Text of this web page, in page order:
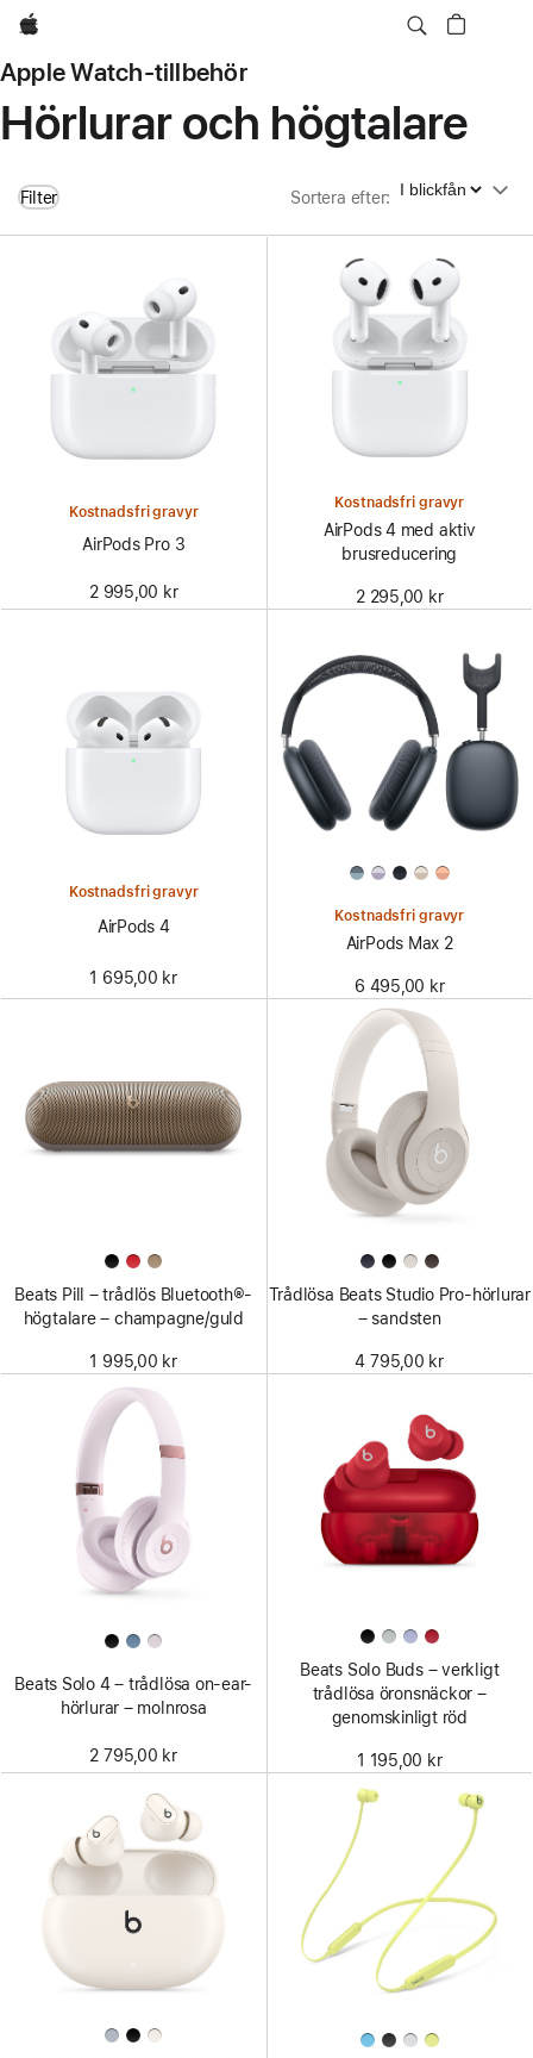
Apple
Apple Watch-tillbehör
Hörlurar och högtalare
Filter Sortera efter: Sortera efter
Kostnadsfri gravyr
AirPods Pro 3
2 995,00 kr
Kostnadsfri gravyr
AirPods 4 med aktiv
brusreducering
2 295,00 kr
Kostnadsfri gravyr
AirPods 4
1 695,00 kr
Kostnadsfri gravyr
AirPods Max 2
6 495,00 kr
Beats Pill – trådlös Bluetooth®-
högtalare – champagne/guld
1 995,00 kr
Trådlösa Beats Studio Pro-hörlurar
– sandsten
4 795,00 kr
Beats Solo 4 – trådlösa on-ear-
hörlurar – molnrosa
2 795,00 kr
Beats Solo Buds – verkligt
trådlösa öronsnäckor –
genomskinligt röd
1 195,00 kr